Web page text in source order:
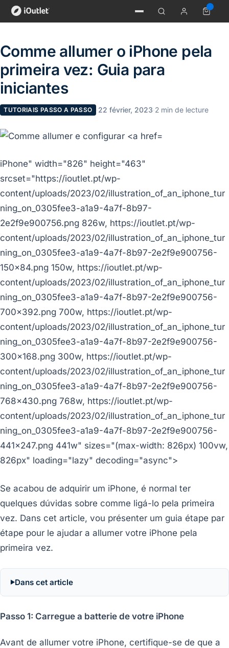
Comme allumer o iPhone pela
primeira vez: Guia para
iniciantes
TUTORIAIS PASSO A PASSO ·22 février, 2023·2 min de lecture
iPhone" width="826" height="463"
srcset="https://ioutlet.pt/wp-
content/uploads/2023/02/illustration_of_an_iphone_tur
ning_on_0305fee3-a1a9-4a7f-8b97-
2e2f9e900756.png 826w, https://ioutlet.pt/wp-
content/uploads/2023/02/illustration_of_an_iphone_tur
ning_on_0305fee3-a1a9-4a7f-8b97-2e2f9e900756-
150x84.png 150w, https://ioutlet.pt/wp-
content/uploads/2023/02/illustration_of_an_iphone_tur
ning_on_0305fee3-a1a9-4a7f-8b97-2e2f9e900756-
700x392.png 700w, https://ioutlet.pt/wp-
content/uploads/2023/02/illustration_of_an_iphone_tur
ning_on_0305fee3-a1a9-4a7f-8b97-2e2f9e900756-
300x168.png 300w, https://ioutlet.pt/wp-
content/uploads/2023/02/illustration_of_an_iphone_tur
ning_on_0305fee3-a1a9-4a7f-8b97-2e2f9e900756-
768x430.png 768w, https://ioutlet.pt/wp-
content/uploads/2023/02/illustration_of_an_iphone_tur
ning_on_0305fee3-a1a9-4a7f-8b97-2e2f9e900756-
441x247.png 441w" sizes="(max-width: 826px) 100vw,
826px" loading="lazy" decoding="async">
Se acabou de adquirir um iPhone, é normal ter
quelques dúvidas sobre comme ligá-lo pela primeira
vez. Dans cet article, vou présenter um guia étape par
étape pour le ajudar a allumer votre iPhone pela
primeira vez.
Dans cet article
Passo 1: Carregue a batterie de votre iPhone
Avant de allumer votre iPhone, certifique-se de que a